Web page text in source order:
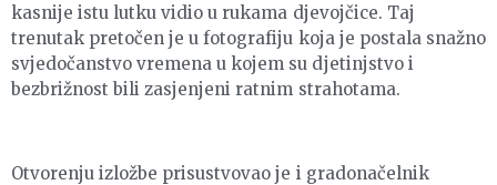
kasnije istu lutku vidio u rukama djevojčice. Taj
trenutak pretočen je u fotografiju koja je postala snažno
svjedočanstvo vremena u kojem su djetinjstvo i
bezbrižnost bili zasjenjeni ratnim strahotama.
Otvorenju izložbe prisustvovao je i gradonačelnik